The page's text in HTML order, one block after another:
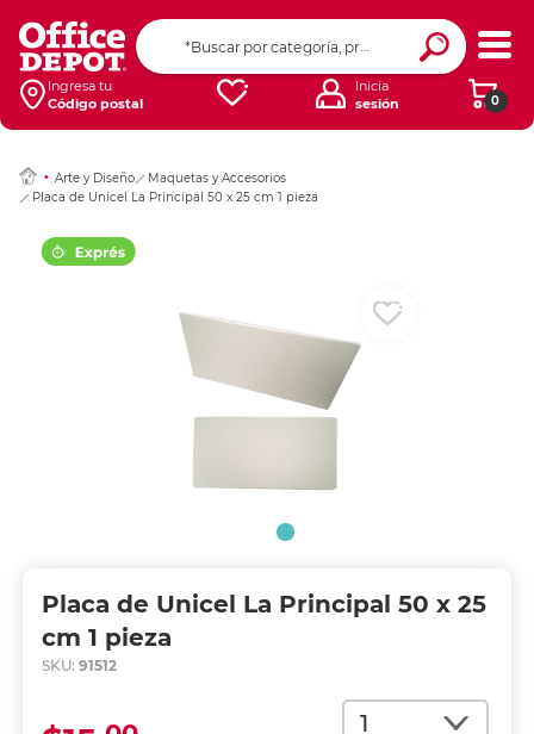
Ingresa tu
Código postal
0
Inicia
sesión
Arte y Diseño
Maquetas y Accesorios
Placa de Unicel La Principal 50 x 25 cm 1 pieza
Placa de Unicel La Principal 50 x 25
cm 1 pieza
SKU: 91512
Cantidad
Ingresar Codigo